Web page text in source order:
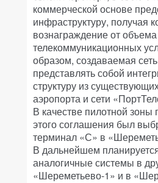
коммерческой основе
инфраструктуру, получая
вознаграждение от
телекоммуникационных
образом, создаваемая
представлять собой
структуру из
аэропорта и сети
В качестве пилотной зоны
этого соглашения был
терминал «С» в
В дальнейшем
аналогичные системы в
«Шереметьево-1» и в